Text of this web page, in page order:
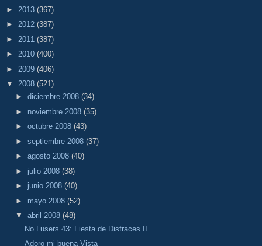
► 2013 (367)
► 2012 (387)
► 2011 (387)
► 2010 (400)
► 2009 (406)
▼ 2008 (521)
► diciembre 2008 (34)
► noviembre 2008 (35)
► octubre 2008 (43)
► septiembre 2008 (37)
► agosto 2008 (40)
► julio 2008 (38)
► junio 2008 (40)
► mayo 2008 (52)
▼ abril 2008 (48)
No Lusers 43: Fiesta de Disfraces II
Adoro mi buena Vista